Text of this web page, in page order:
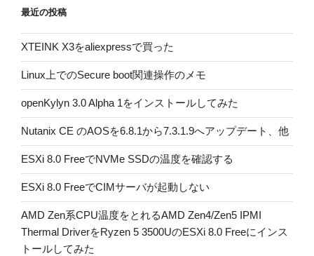
最近の投稿
XTEINK X3をaliexpressで買った
Linux上でのSecure boot関連操作のメモ
openKylyn 3.0 Alpha 1をインストールしてみた
Nutanix CE のAOSを6.8.1から7.3.1.9へアップデート、他
ESXi 8.0 FreeでNVMe SSDの温度を確認する
ESXi 8.0 FreeでCIMサーバが起動しない
AMD Zen系CPU温度をとれるAMD Zen4/Zen5 IPMI
Thermal DriverをRyzen 5 3500UのESXi 8.0 Freeにインス
トールしてみた